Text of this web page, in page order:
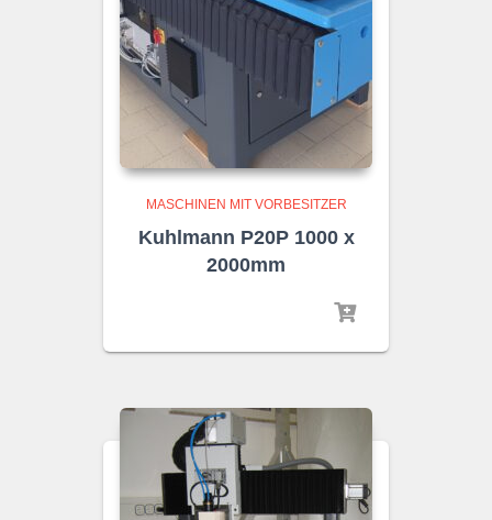
MASCHINEN MIT VORBESITZER
Kuhlmann P20P 1000 x
2000mm